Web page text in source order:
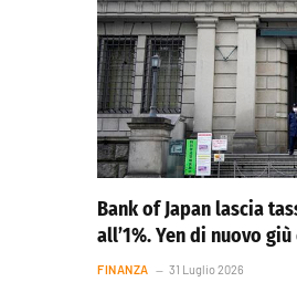
Bank of Japan lascia
all’1%. Yen di nuovo
FINANZA 31 Luglio 2026